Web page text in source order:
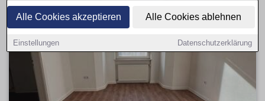
Alle Cookies akzeptieren Alle Cookies ablehnen
Einstellungen Datenschutzerklärung